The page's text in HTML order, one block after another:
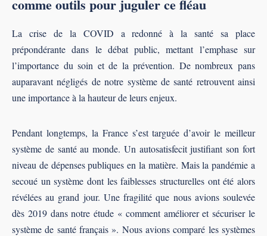
comme outils pour juguler ce fléau
La crise de la COVID a redonné à la santé sa place
prépondérante dans le débat public, mettant l’emphase sur
l’importance du soin et de la prévention. De nombreux pans
auparavant négligés de notre système de santé retrouvent ainsi
une importance à la hauteur de leurs enjeux.
Pendant longtemps, la France s’est targuée d’avoir le meilleur
système de santé au monde. Un autosatisfecit justifiant son fort
niveau de dépenses publiques en la matière. Mais la pandémie a
secoué un système dont les faiblesses structurelles ont été alors
révélées au grand jour. Une fragilité que nous avions soulevée
dès 2019 dans notre étude « comment améliorer et sécuriser le
système de santé français ». Nous avions comparé les systèmes